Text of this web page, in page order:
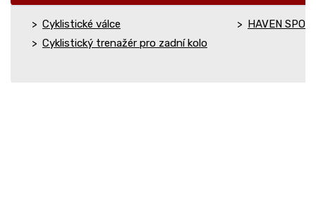
Cyklistické válce
Cyklistický trenažér pro zadní kolo
HAVEN